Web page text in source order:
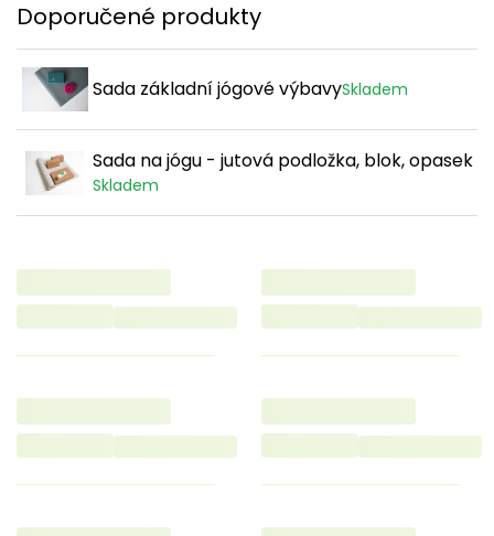
Doporučené produkty
Sada základní jógové výbavySkladem
Sada na jógu - jutová podložka, blok, opasek
Skladem